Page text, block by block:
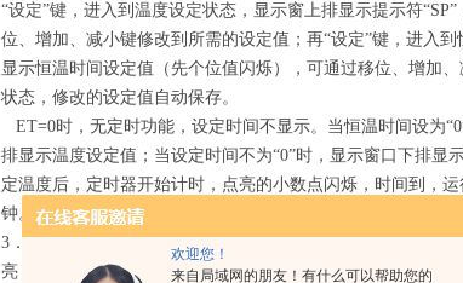
欢迎您！
来自局域网的朋友！有什么可以帮助您的
“设定”键，进入到温度设定状态，显示窗上排显示提示符
位、增加、减小键修改到所需的设定值；再“设定”键，进入
显示恒温时间设定值（先个位值闪烁），可通过移位、增加
状态，修改的设定值自动保存。
ET=0时，无定时功能，设定时间不显示。当恒温时间设为
排显示温度设定值；当设定时间不为“0”时，显示窗口下排
定温度后，定时器开始计时，点亮的小数点闪烁，时间到，
钟。运行结束后，长按“移位/再运行”键3秒可重新启动运行。
3．超温报警时，蜂鸣器连续鸣叫，“ALM”报警灯点亮。若
亮，但蜂鸣器不鸣叫。